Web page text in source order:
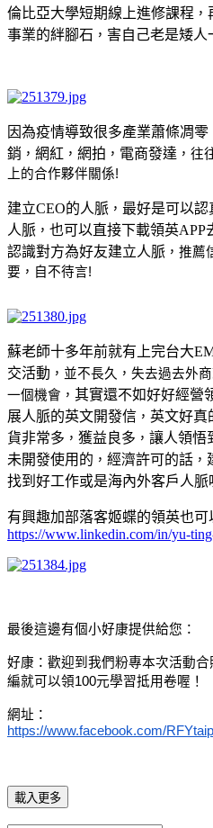
倫比亞大學短期線上進修課程 ，
事業的絆腳石 ， 害自己老是矮人
因為疫情導致很多產業蕭條凋零
銷 ， 網紅 ， 網拍 ， 電商發達 ，往
上的合作夥伴關係!
建立CEO的人脈 ， 最好是可以認
人脈 ， 也可以直接下載領英APP
認識對方為好友建立人脈 ，推薦
要，自不待言!
蘇老師十多年前就有上完台大
交活動 ，並不長久，失去過去外
一個機會， 其實還不如好好經營
展人脈的英文開發信 ， 英文好真
貨非常多 ， 獲益良多 ， 讓人領悟
未開發使用的 ， 經濟許可的話 ，
找到好工作或是海內外客戶人脈
有興趣加部落客姬蝶的領英也可
https://www.linkedin.com/in/yu-
最後這邊有個小好康提供給您：
好康：歡迎到我們粉專本次活動合
編就可以領100元學習抵用卷喔！
網址：
https://www.facebook.com/
載入更多